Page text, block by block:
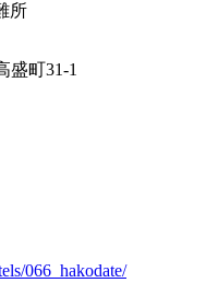
所
盛町31-1
066_hakodate/